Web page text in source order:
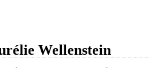
Wellenstein